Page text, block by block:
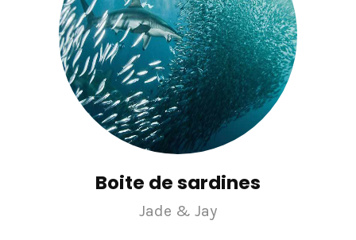
Boite de sardines
Jade & Jay